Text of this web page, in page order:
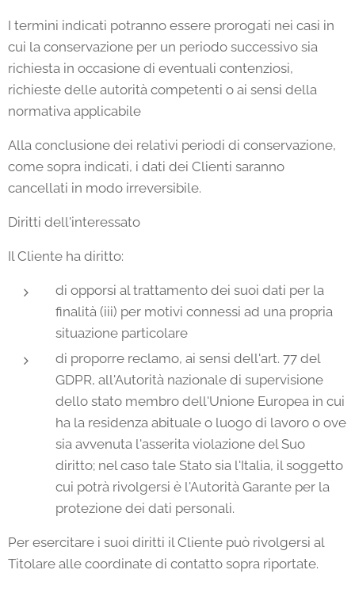
I termini indicati potranno essere prorogati nei casi in
cui la conservazione per un periodo successivo sia
richiesta in occasione di eventuali contenziosi,
richieste delle autorità competenti o ai sensi della
normativa applicabile
Alla conclusione dei relativi periodi di conservazione,
come sopra indicati, i dati dei Clienti saranno
cancellati in modo irreversibile.
Diritti dell'interessato
Il Cliente ha diritto:
di opporsi al trattamento dei suoi dati per la
finalità (iii) per motivi connessi ad una propria
situazione particolare
di proporre reclamo, ai sensi dell'art. 77 del
GDPR, all'Autorità nazionale di supervisione
dello stato membro dell'Unione Europea in cui
ha la residenza abituale o luogo di lavoro o ove
sia avvenuta l'asserita violazione del Suo
diritto; nel caso tale Stato sia l'Italia, il soggetto
cui potrà rivolgersi è l'Autorità Garante per la
protezione dei dati personali.
Per esercitare i suoi diritti il Cliente può rivolgersi al
Titolare alle coordinate di contatto sopra riportate.